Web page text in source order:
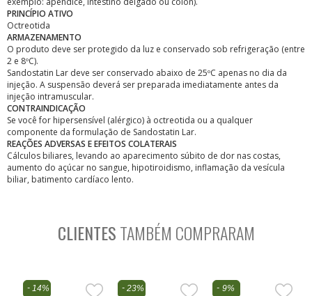
PRINCÍPIO ATIVO
Octreotida
ARMAZENAMENTO
O produto deve ser protegido da luz e conservado sob refrigeração (entre
2 e 8ºC).
Sandostatin Lar deve ser conservado abaixo de 25ºC apenas no dia da
injeção. A suspensão deverá ser preparada imediatamente antes da
injeção intramuscular.
CONTRAINDICAÇÃO
Se você for hipersensível (alérgico) à octreotida ou a qualquer
componente da formulação de Sandostatin Lar.
REAÇÕES ADVERSAS E EFEITOS COLATERAIS
Cálculos biliares, levando ao aparecimento súbito de dor nas costas,
aumento do açúcar no sangue, hipotiroidismo, inflamação da vesícula
biliar, batimento cardíaco lento.
CLIENTESTAMBÉM COMPRARAM
14% 23% 9%